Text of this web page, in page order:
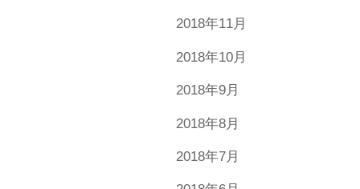
2018年11月
2018年10月
2018年9月
2018年8月
2018年7月